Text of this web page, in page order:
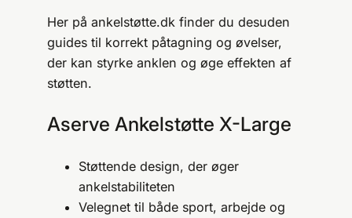
Her på ankelstøtte.dk finder du desuden
guides til korrekt påtagning og øvelser,
der kan styrke anklen og øge effekten af
støtten.
Aserve Ankelstøtte X-Large
Støttende design, der øger
ankelstabiliteten
Velegnet til både sport, arbejde og